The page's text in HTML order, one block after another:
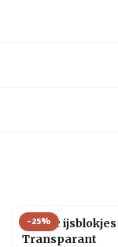
-25%
Plastic
Transparant